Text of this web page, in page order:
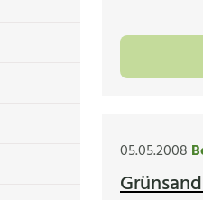
05.05.2008